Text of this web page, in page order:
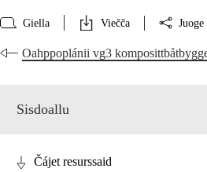
Giella Viečča Juoge
Oahppoplánii vg3
Sisdoallu
Čájet resurssaid